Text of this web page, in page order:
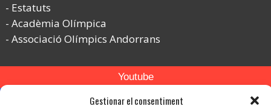
Gestionar el consentiment
Estatuts
Acadèmia Olímpica
Associació Olímpics Andorrans
Youtube
Flickr